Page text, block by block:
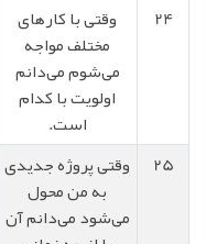
24
وقتی با کارهای
مختلف مواجه
می‌شوم می‌دانم
اولویت با کدام‌
است.
25
وقتی پروژه جدیدی
به من محول
می‌شود می‌دانم آن